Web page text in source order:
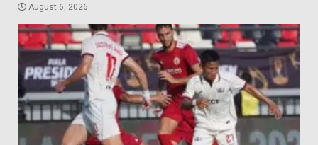
August 6, 2026